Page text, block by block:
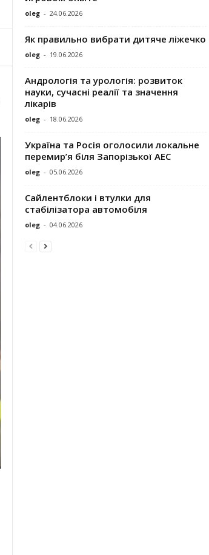
oleg - 24.06.2026
Як правильно вибрати дитяче ліжечко
oleg - 19.06.2026
Андрологія та урологія: розвиток
науки, сучасні реалії та значення
лікарів
oleg - 18.06.2026
Україна та Росія оголосили локальне
перемир’я біля Запорізької АЕС
oleg - 05.06.2026
Сайлентблоки і втулки для
стабілізатора автомобіля
oleg - 04.06.2026